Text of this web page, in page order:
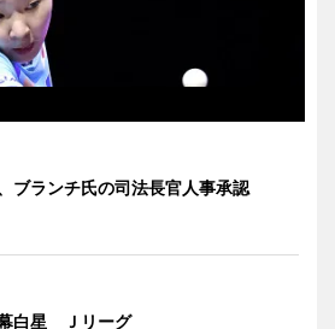
ブランチ氏の司法長官人事承認
白星 Ｊリーグ